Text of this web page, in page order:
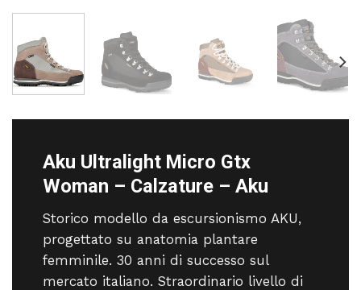
Aku Ultralight Micro Gtx
Woman – Calzature – Aku
Storico modello da escursionismo AKU,
progettato su anatomia plantare
femminile. 30 anni di successo sul
mercato italiano. Straordinario livello di